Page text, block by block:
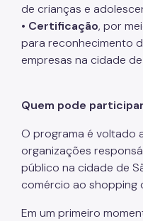
Imigrantes
Programa Cidade
Operação Altas
Transferência de Renda
Programa Bolsa Família
de crianças e
• Certificação, por
para reconhecimento
empresas na cidade
Quem pode
O programa é voltado
organizações
público na cidade de
comércio ao shopping
Em um primeiro